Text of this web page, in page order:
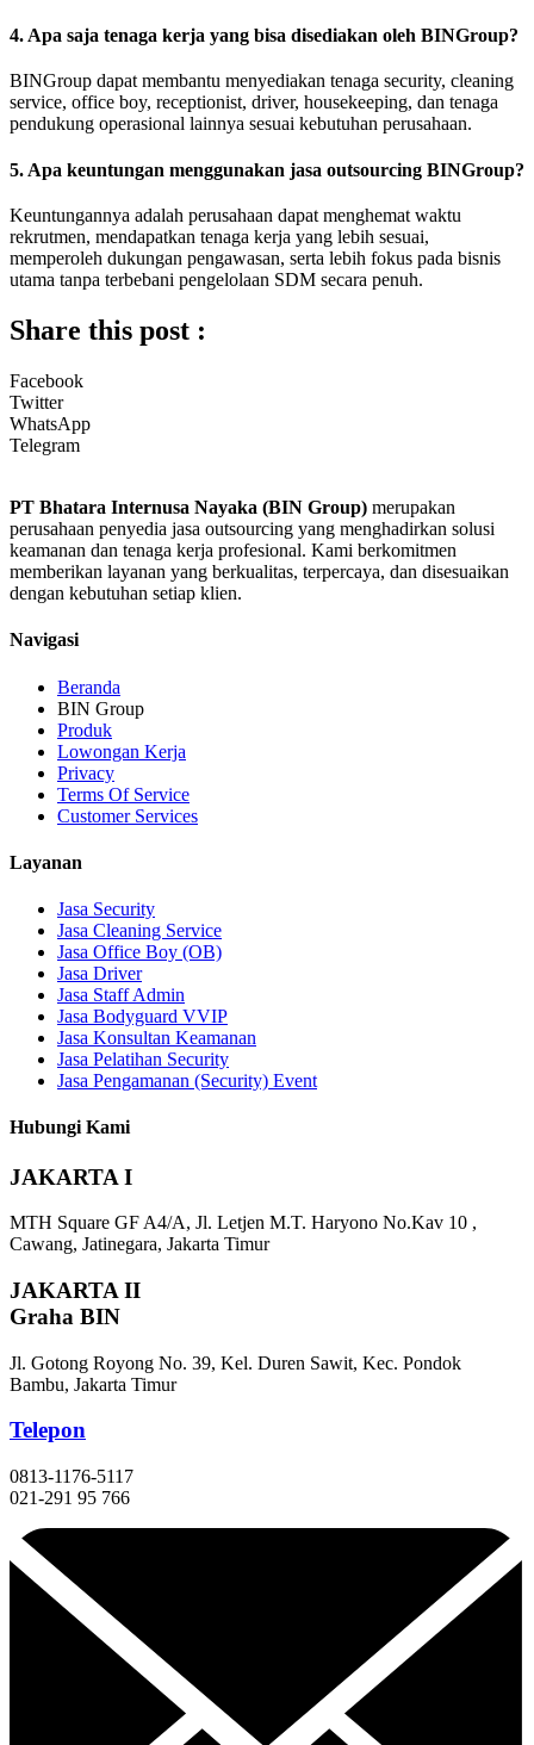
4. Apa saja tenaga kerja yang bisa disediakan oleh BINGroup?
BINGroup dapat membantu menyediakan tenaga security, cleaning
service, office boy, receptionist, driver, housekeeping, dan tenaga
pendukung operasional lainnya sesuai kebutuhan perusahaan.
5. Apa keuntungan menggunakan jasa outsourcing BINGroup?
Keuntungannya adalah perusahaan dapat menghemat waktu
rekrutmen, mendapatkan tenaga kerja yang lebih sesuai,
memperoleh dukungan pengawasan, serta lebih fokus pada bisnis
utama tanpa terbebani pengelolaan SDM secara penuh.
Share this post :
Facebook
Twitter
WhatsApp
Telegram
PT Bhatara Internusa Nayaka (BIN Group) merupakan
perusahaan penyedia jasa outsourcing yang menghadirkan solusi
keamanan dan tenaga kerja profesional. Kami berkomitmen
memberikan layanan yang berkualitas, terpercaya, dan disesuaikan
dengan kebutuhan setiap klien.
Navigasi
Beranda
BIN Group
Produk
Lowongan Kerja
Privacy
Terms Of Service
Customer Services
Layanan
Jasa Security
Jasa Cleaning Service
Jasa Office Boy (OB)
Jasa Driver
Jasa Staff Admin
Jasa Bodyguard VVIP
Jasa Konsultan Keamanan
Jasa Pelatihan Security
Jasa Pengamanan (Security) Event
Hubungi Kami
JAKARTA I
MTH Square GF A4/A, Jl. Letjen M.T. Haryono No.Kav 10 ,
Cawang, Jatinegara, Jakarta Timur
JAKARTA II
Graha BIN
Jl. Gotong Royong No. 39, Kel. Duren Sawit, Kec. Pondok
Bambu, Jakarta Timur
Telepon
0813-1176-5117
021-291 95 766